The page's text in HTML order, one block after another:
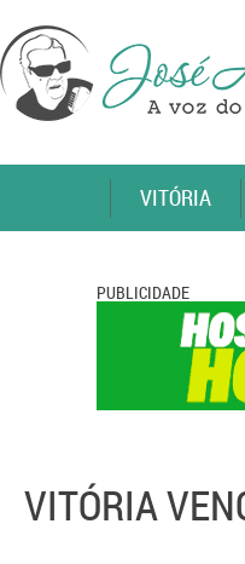
VITÓRIA
PUBLICIDADE
VITÓRIA